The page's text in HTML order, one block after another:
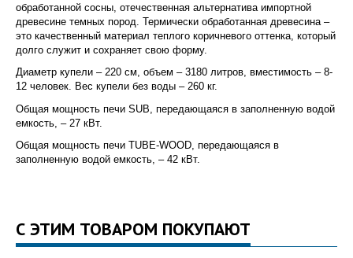
обработанной сосны, отечественная альтернатива импортной
древесине темных пород. Термически обработанная древесина –
это качественный материал теплого коричневого оттенка, который
долго служит и сохраняет свою форму.
Диаметр купели – 220 см, объем – 3180 литров, вместимость – 8-
12 человек. Вес купели без воды – 260 кг.
Общая мощность печи SUB, передающаяся в заполненную водой
емкость, – 27 кВт.
Общая мощность печи TUBE-WOOD, передающаяся в
заполненную водой емкость, – 42 кВт.
С ЭТИМ ТОВАРОМ ПОКУПАЮТ